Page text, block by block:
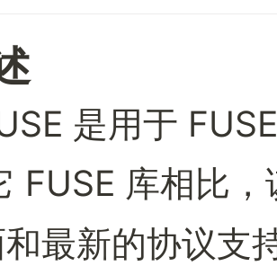
是用于
FUSE 库相比
最新的协议支